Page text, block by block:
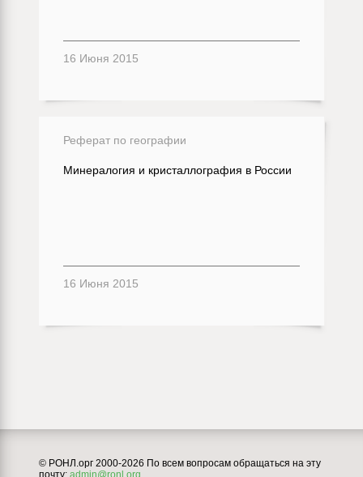
16 Июня 2015
Реферат по географии
Минералогия и кристаллография в России
16 Июня 2015
© РОНЛ.орг 2000-2026 По всем вопросам обращаться на эту
почту: admin@ronl.org